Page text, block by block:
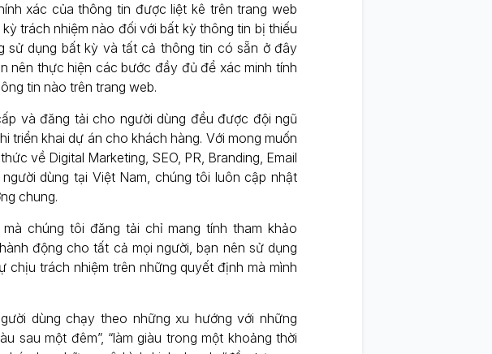
xác của thông tin được liệt kê trên trang web
trách nhiệm nào đối với bất kỳ thông tin bị thiếu
sử dụng bất kỳ và tất cả thông tin có sẵn ở đây
nên thực hiện các bước đầy đủ để xác minh tính
tin nào trên trang web.
và đăng tải cho người dùng đều được đội ngũ
triển khai dự án cho khách hàng. Với mong muốn
về Digital Marketing, SEO, PR, Branding, Email
dùng tại Việt Nam, chúng tôi luôn cập nhật
chung.
chúng tôi đăng tải chỉ mang tính tham khảo
động cho tất cả mọi người, bạn nên sử dụng
chịu trách nhiệm trên những quyết định mà mình
dùng chạy theo những xu hướng với những
sau một đêm”, “làm giàu trong một khoảng thời